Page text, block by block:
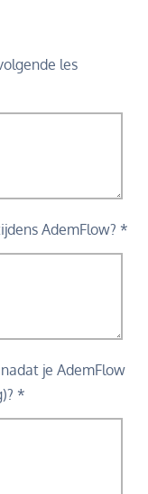
les
AdemFlow? *
je AdemFlow
*